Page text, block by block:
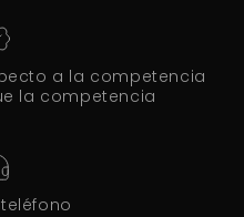
a la competencia
la competencia